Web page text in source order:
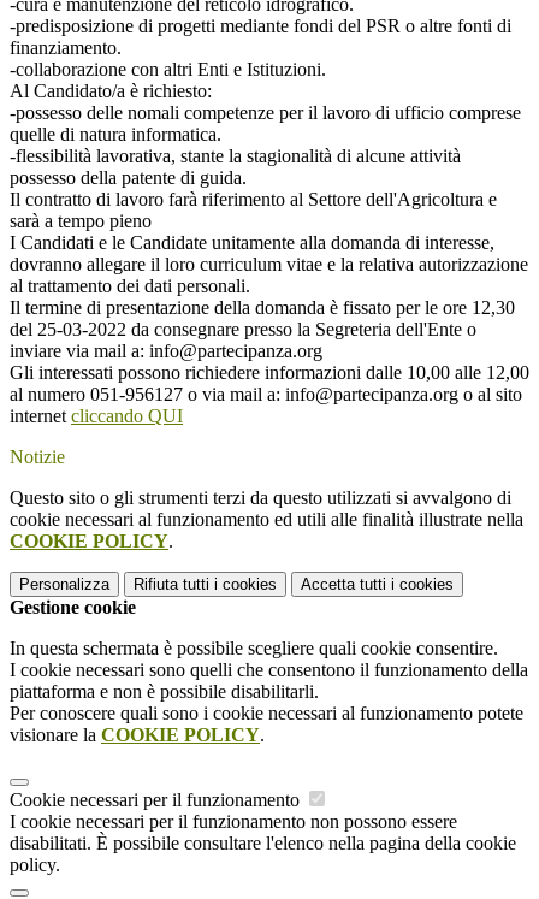
-cura e manutenzione del reticolo idrografico.
-predisposizione di progetti mediante fondi del PSR o altre fonti di
finanziamento.
-collaborazione con altri Enti e Istituzioni.
Al Candidato/a è richiesto:
-possesso delle nomali competenze per il lavoro di ufficio comprese
quelle di natura informatica.
-flessibilità lavorativa, stante la stagionalità di alcune attività
possesso della patente di guida.
Il contratto di lavoro farà riferimento al Settore dell'Agricoltura e
sarà a tempo pieno
I Candidati e le Candidate unitamente alla domanda di interesse,
dovranno allegare il loro curriculum vitae e la relativa autorizzazione
al trattamento dei dati personali.
Il termine di presentazione della domanda è fissato per le ore 12,30
del 25-03-2022 da consegnare presso la Segreteria dell'Ente o
inviare via mail a: info@partecipanza.org
Gli interessati possono richiedere informazioni dalle 10,00 alle 12,00
al numero 051-956127 o via mail a: info@partecipanza.org o al sito
internet cliccando QUI
Notizie
Questo sito o gli strumenti terzi da questo utilizzati si avvalgono di
cookie necessari al funzionamento ed utili alle finalità illustrate nella
COOKIE POLICY.
Personalizza Rifiuta tutti i cookies Accetta tutti i cookies
Gestione cookie
In questa schermata è possibile scegliere quali cookie consentire.
I cookie necessari sono quelli che consentono il funzionamento della
piattaforma e non è possibile disabilitarli.
Per conoscere quali sono i cookie necessari al funzionamento potete
visionare la COOKIE POLICY.
Cookie necessari per il funzionamento
I cookie necessari per il funzionamento non possono essere
disabilitati. È possibile consultare l'elenco nella pagina della cookie
policy.